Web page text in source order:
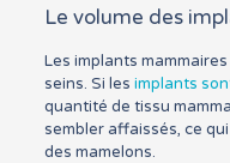
Le volume des
Les implants
seins. Si les implants
quantité de tissu
sembler affaissés, ce
des mamelons.